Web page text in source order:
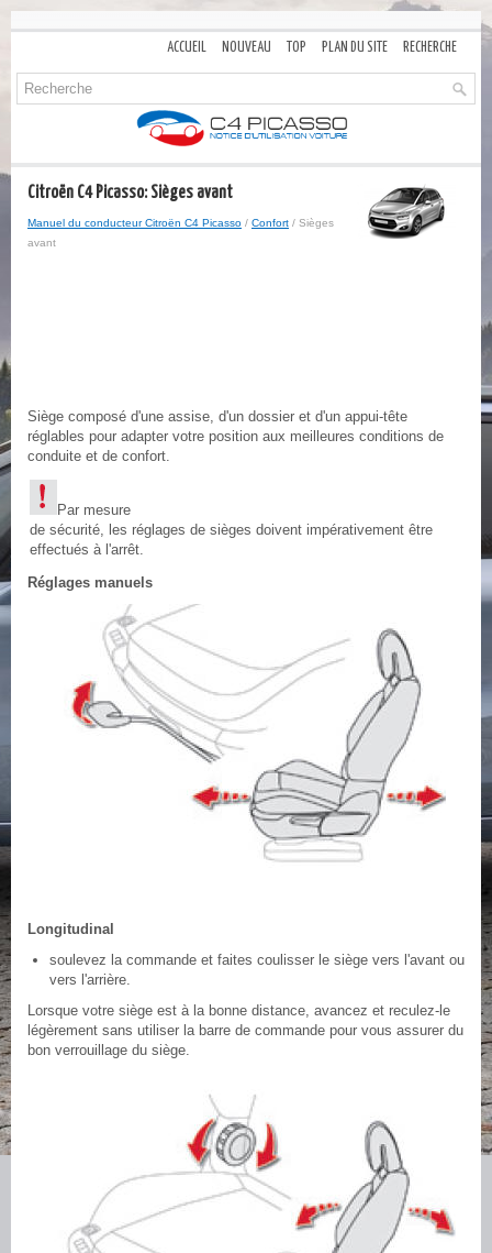
ACCUEIL NOUVEAU TOP PLAN DU SITE RECHERCHE
Citroën C4 Picasso: Sièges avant
Manuel du conducteur Citroën C4 Picasso / Confort / Sièges
avant
Siège composé d'une assise, d'un dossier et d'un appui-tête
réglables pour adapter votre position aux meilleures conditions de
conduite et de confort.
Par mesure
de sécurité, les réglages de sièges doivent impérativement être
effectués à l'arrêt.
Réglages manuels
Longitudinal
soulevez la commande et faites coulisser le siège vers l'avant ou
vers l'arrière.
Lorsque votre siège est à la bonne distance, avancez et reculez-le
légèrement sans utiliser la barre de commande pour vous assurer du
bon verrouillage du siège.